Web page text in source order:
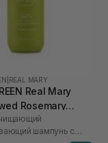
REAL MARY
Real Mary
Rosemary
Scalp Shampoo
шампунь с